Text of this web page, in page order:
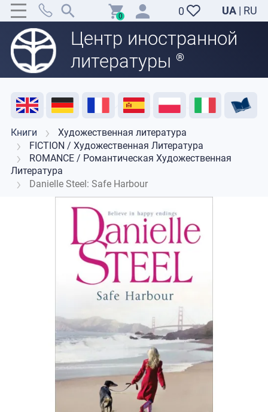
0 UA | RU
Центр иностранной
литературы ®
0
Акция Распродажа Отзывы Поддержка преподавателей
Книги
Художественная литература
FICTION / Художественная Литература
ROMANCE / Романтическая Художественная
Литература
Danielle Steel: Safe Harbour